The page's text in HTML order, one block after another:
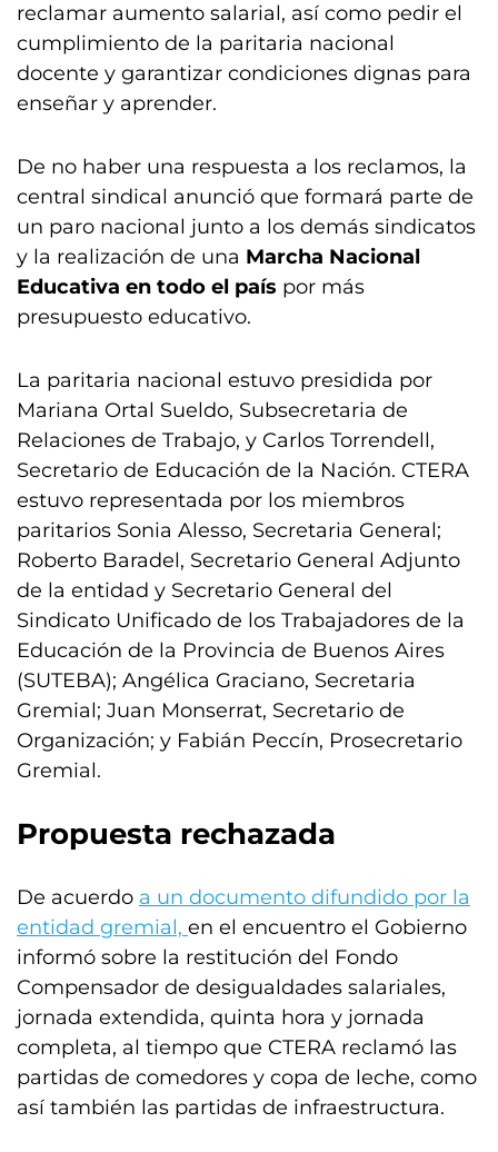
reclamar aumento salarial, así como pedir el
cumplimiento de la paritaria nacional
docente y garantizar condiciones dignas para
enseñar y aprender.
De no haber una respuesta a los reclamos, la
central sindical anunció que formará parte de
un paro nacional junto a los demás sindicatos
y la realización de una Marcha Nacional
Educativa en todo el país por más
presupuesto educativo.
La paritaria nacional estuvo presidida por
Mariana Ortal Sueldo, Subsecretaria de
Relaciones de Trabajo, y Carlos Torrendell,
Secretario de Educación de la Nación. CTERA
estuvo representada por los miembros
paritarios Sonia Alesso, Secretaria General;
Roberto Baradel, Secretario General Adjunto
de la entidad y Secretario General del
Sindicato Unificado de los Trabajadores de la
Educación de la Provincia de Buenos Aires
(SUTEBA); Angélica Graciano, Secretaria
Gremial; Juan Monserrat, Secretario de
Organización; y Fabián Peccín, Prosecretario
Gremial.
Propuesta rechazada
De acuerdo a un documento difundido por la
entidad gremial, en el encuentro el Gobierno
informó sobre la restitución del Fondo
Compensador de desigualdades salariales,
jornada extendida, quinta hora y jornada
completa, al tiempo que CTERA reclamó las
partidas de comedores y copa de leche, como
así también las partidas de infraestructura.